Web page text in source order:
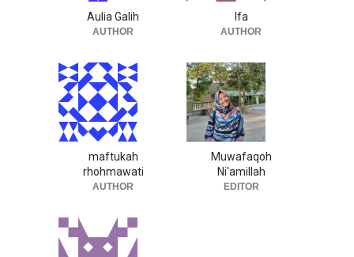
Aulia Galih
AUTHOR
Ifa
AUTHOR
maftukah
rhohmawati
AUTHOR
Muwafaqoh
Ni'amillah
EDITOR